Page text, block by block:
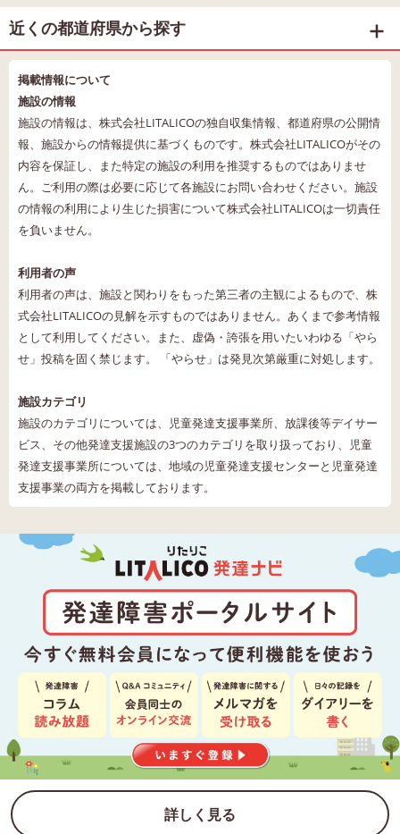
近くの都道府県から探す
掲載情報について
施設の情報
施設の情報は、株式会社LITALICOの独自収集情報、都道府県の公開情
報、施設からの情報提供に基づくものです。株式会社LITALICOがその
内容を保証し、また特定の施設の利用を推奨するものではありませ
ん。ご利用の際は必要に応じて各施設にお問い合わせください。施設
の情報の利用により生じた損害について株式会社LITALICOは一切責任
を負いません。
利用者の声
利用者の声は、施設と関わりをもった第三者の主観によるもので、株
式会社LITALICOの見解を示すものではありません。あくまで参考情報
として利用してください。また、虚偽・誇張を用いたいわゆる「やら
せ」投稿を固く禁じます。 「やらせ」は発見次第厳重に対処します。
施設カテゴリ
施設のカテゴリについては、児童発達支援事業所、放課後等デイサー
ビス、その他発達支援施設の3つのカテゴリを取り扱っており、児童
発達支援事業所については、地域の児童発達支援センターと児童発達
支援事業の両方を掲載しております。
詳しく見る